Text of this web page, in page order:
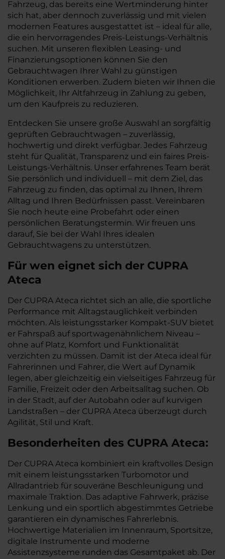
Fahrzeug, das bereits eine Wertminderung hinter
sich hat, aber dennoch zuverlässig und mit vielen
modernen Features ausgestattet ist – ideal für alle,
die ein hervorragendes Preis-Leistungs-Verhältnis
suchen. Mit unseren flexiblen Leasing- und
Finanzierungsoptionen können Sie den
Gebrauchtwagen Ihrer Wahl zu günstigen
Konditionen erwerben. Zudem bieten wir Ihnen die
Möglichkeit, Ihr Altfahrzeug in Zahlung zu geben,
um den Kaufpreis zu reduzieren.
Entdecken Sie unsere große Auswahl an sorgfältig
geprüften Gebrauchtwagen – zuverlässig,
hochwertig und direkt verfügbar. Jedes Fahrzeug
steht für Qualität, Transparenz und ein faires Preis-
Leistungs-Verhältnis. Unser erfahrenes Team berät
Sie persönlich und individuell – mit dem Ziel, das
Fahrzeug zu finden, das optimal zu Ihnen, Ihrem
Alltag und Ihren Bedürfnissen passt. Vereinbaren
Sie noch heute eine Probefahrt oder einen
persönlichen Beratungstermin. Wir freuen uns
darauf, Sie bei der Wahl Ihres idealen
Gebrauchtwagens zu unterstützen.
Für wen eignet sich der CUPRA
Ateca
Der CUPRA Ateca richtet sich an alle, die sportliche
Performance mit Alltagstauglichkeit verbinden
möchten. Als leistungsstarker Kompakt-SUV bietet
er Fahrspaß auf sportwagenähnlichem Niveau –
ohne auf Platz, Komfort und Funktionalität
verzichten zu müssen. Damit ist der Ateca ideal für
Fahrerinnen und Fahrer, die Wert auf Dynamik
legen, aber gleichzeitig ein vielseitiges Fahrzeug für
Familie, Freizeit oder den Arbeitsalltag suchen. Ob
in der Stadt, auf der Autobahn oder auf kurvigen
Landstraßen – der CUPRA Ateca überzeugt durch
Agilität, Stil und Kraft.
Besonderheiten des CUPRA Ateca:
Der CUPRA Ateca kombiniert ein kraftvolles Design
mit einem leistungsstarken Turbomotor und
Allradantrieb für souveräne Beschleunigung und
maximale Traktion. Das adaptive Fahrwerk, präzise
Lenkung und ein sportlich abgestimmtes Getriebe
garantieren ein dynamisches Fahrerlebnis.
Hochwertige Materialien im Innenraum, Sportsitze,
digitale Instrumente und moderne
Assistenzsysteme runden das Gesamtpaket ab. Der